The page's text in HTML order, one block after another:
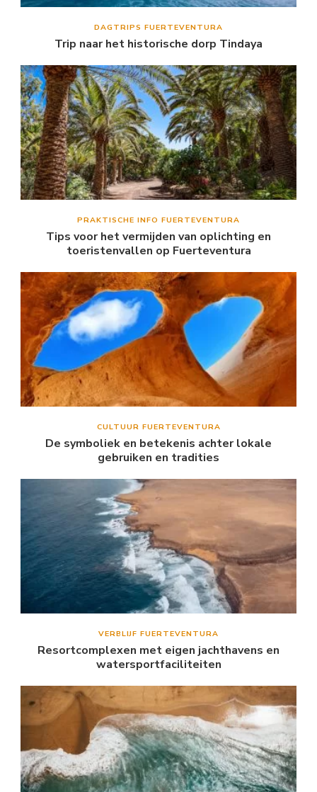
DAGTRIPS FUERTEVENTURA
Trip naar het historische dorp Tindaya
PRAKTISCHE INFO FUERTEVENTURA
Tips voor het vermijden van oplichting en
toeristenvallen op Fuerteventura
CULTUUR FUERTEVENTURA
De symboliek en betekenis achter lokale
gebruiken en tradities
VERBLIJF FUERTEVENTURA
Resortcomplexen met eigen jachthavens en
watersportfaciliteiten